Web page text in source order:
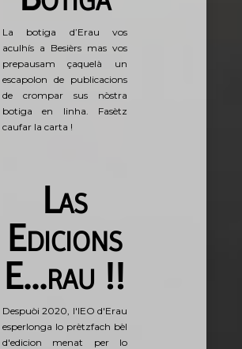
La botiga d’Erau vos
aculhís a Besièrs mas vos
prepausam çaquelà un
escapolon de publicacions
de crompar sus nòstra
botiga en linha. Fasètz
caufar la carta !
Las
Edicions
E...rau !!
Despuòi 2020, l'IEO d'Erau
esperlonga lo prètzfach bèl
d'edicion menat per lo